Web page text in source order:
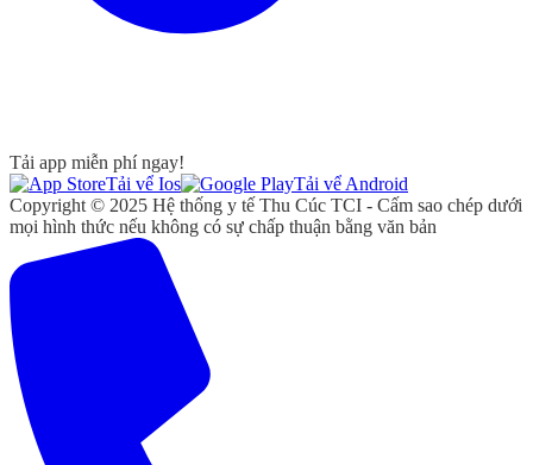
Tải app miễn phí ngay!
Tải vể Ios
Tải vể Android
Copyright © 2025 Hệ thống y tế Thu Cúc TCI - Cấm sao chép dưới
mọi hình thức nếu không có sự chấp thuận bằng văn bản